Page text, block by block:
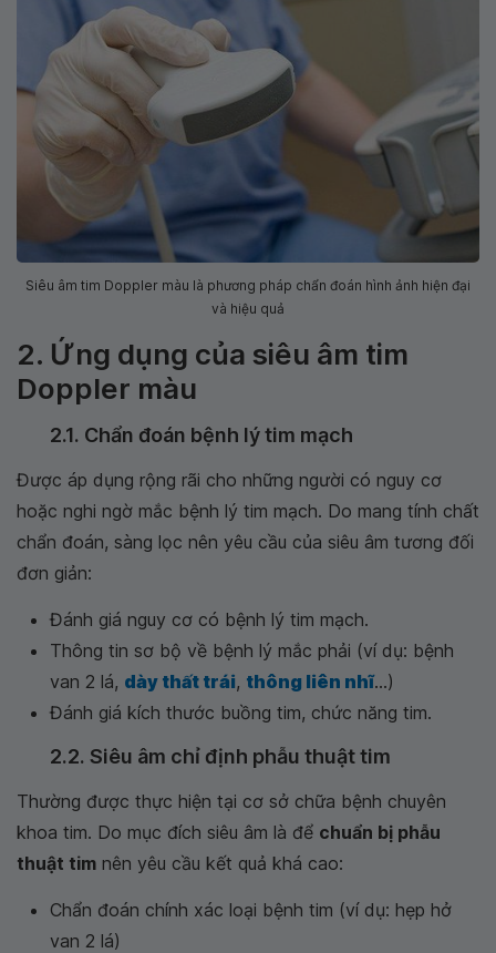
Siêu âm tim Doppler màu là phương pháp chẩn đoán hình ảnh hiện đại
và hiệu quả
2. Ứng dụng của siêu âm tim
Doppler màu
2.1. Chẩn đoán bệnh lý tim mạch
Được áp dụng rộng rãi cho những người có nguy cơ
hoặc nghi ngờ mắc bệnh lý tim mạch. Do mang tính chất
chẩn đoán, sàng lọc nên yêu cầu của siêu âm tương đối
đơn giản:
Đánh giá nguy cơ có bệnh lý tim mạch.
Thông tin sơ bộ về bệnh lý mắc phải (ví dụ: bệnh
van 2 lá, dày thất trái, thông liên nhĩ...)
Đánh giá kích thước buồng tim, chức năng tim.
2.2. Siêu âm chỉ định phẫu thuật tim
Thường được thực hiện tại cơ sở chữa bệnh chuyên
khoa tim. Do mục đích siêu âm là để chuẩn bị phẫu
thuật tim nên yêu cầu kết quả khá cao:
Chẩn đoán chính xác loại bệnh tim (ví dụ: hẹp hở
van 2 lá)